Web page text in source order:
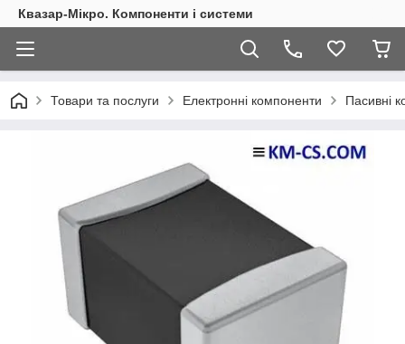
Квазар-Мікро. Компоненти і системи
Товари та послуги Електронні компоненти Пасивні